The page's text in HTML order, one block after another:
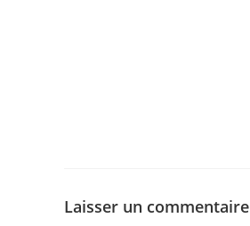
Laisser un commentaire